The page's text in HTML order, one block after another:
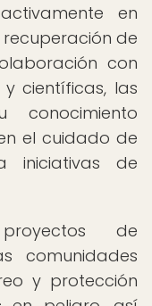
en
de
con
científicas, las
conocimiento
el cuidado de
iniciativas de
de
comunidades
y protección